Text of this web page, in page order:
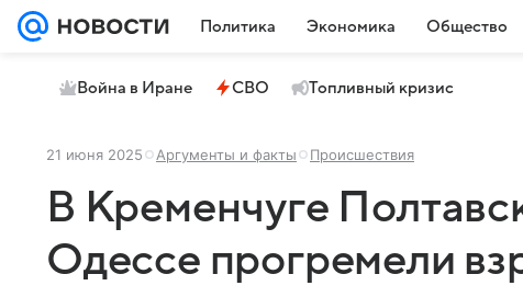
Политика Экономика Общество
Война в Иране СВО Топливный кризис
21 июня 2025 Аргументы и факты Происшествия
В Кременчуге
Одессе прогремели